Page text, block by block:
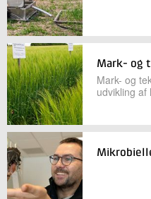
Mark- og
Mark- og
udvikling af